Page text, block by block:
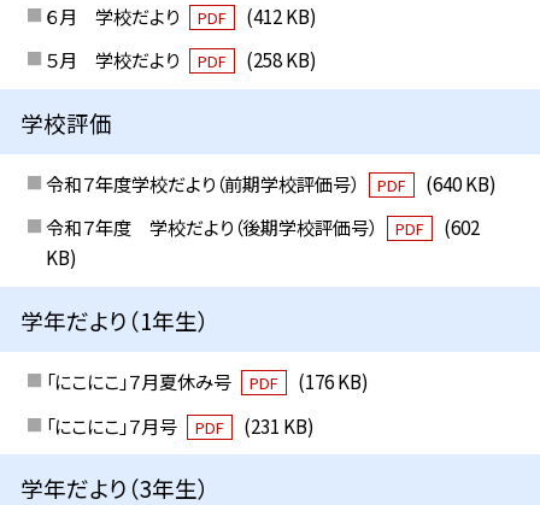
６月 学校だより
PDF
(412 KB)
５月 学校だより
PDF (258 KB)
学校評価
令和７年度学校だより（前期学校評価号） PDF
(640 KB)
令和７年度 学校だより（後期学校評価号）
PDF
(602
KB)
学年だより（1年生）
「にこにこ」７月夏休み号 PDF
(176 KB)
「にこにこ」７月号
PDF (231 KB)
学年だより（3年生）